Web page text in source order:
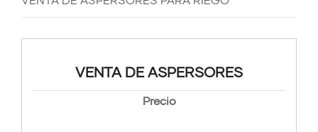
VENTA DE ASPERSORES
Precio